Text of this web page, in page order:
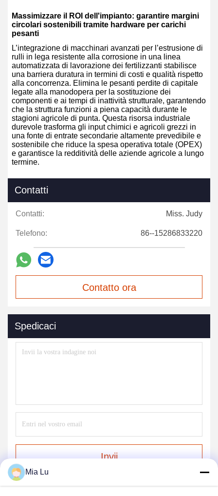
Massimizzare il ROI dell'impianto: garantire margini
circolari sostenibili tramite hardware per carichi
pesanti
L’integrazione di macchinari avanzati per l’estrusione di
rulli in lega resistente alla corrosione in una linea
automatizzata di lavorazione dei fertilizzanti stabilisce
una barriera duratura in termini di costi e qualità rispetto
alla concorrenza. Elimina le pesanti perdite di capitale
legate alla manodopera per la sostituzione dei
componenti e ai tempi di inattività strutturale, garantendo
che la struttura funzioni a piena capacità durante le
stagioni agricole di punta. Questa risorsa industriale
durevole trasforma gli input chimici e agricoli grezzi in
una fonte di entrate secondarie altamente prevedibile e
sostenibile che riduce la spesa operativa totale (OPEX)
e garantisce la redditività delle aziende agricole a lungo
termine.
Contatti
Contatti: Miss. Judy
Telefono: 86--15286833220
Contatto ora
Spedicaci
Invii
Mia Lu